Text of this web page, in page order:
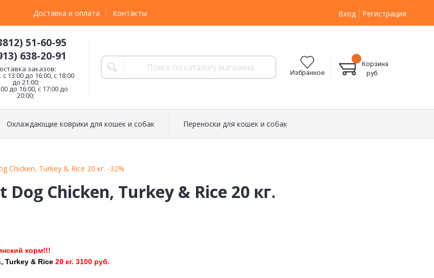
Доставка и оплата Контакты Вход Регистрация
51-60-95
638-20-91
заказов:
с 13:00 до 16:00, с 18:00
до 21:00;
до 16:00, с 17:00 до
20:00;
Избранное
Корзина
руб.
Охлаждающие коврики для кошек и собак Переноски для кошек и собак
Chicken, Turkey & Rice 20 кг. -32%
Dog Chicken, Turkey & Rice 20 кг.
корм!!!
Turkey & Rice 20 кг. 3100 руб.